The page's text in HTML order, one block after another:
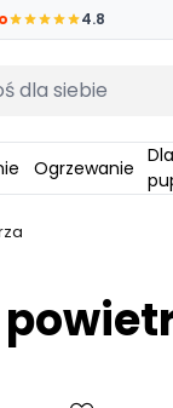
4.8
Ogrzewanie
Dla